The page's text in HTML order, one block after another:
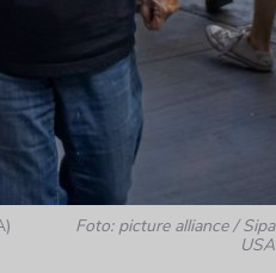
Foto: picture alliance / Sipa
USA